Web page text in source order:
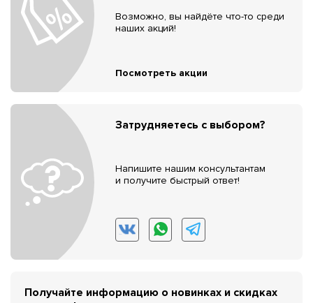
Возможно, вы найдёте что-то среди
наших акций!
Посмотреть акции
Затрудняетесь с выбором?
Напишите нашим консультантам
и получите быстрый ответ!
Получайте информацию о новинках и скидках